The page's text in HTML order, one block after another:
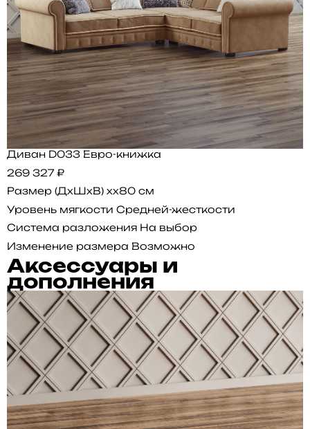
Диван D033 Евро-книжка
269 327 ₽
Размер (ДхШхВ) xx80 см
Уровень мягкости Средней-жесткости
Система разложения На выбор
Изменение размера Возможно
Аксессуары и
дополнения